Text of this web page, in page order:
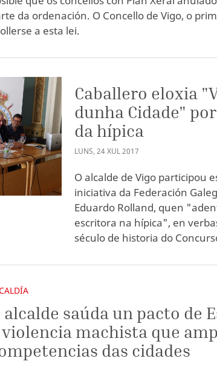
da ordenación. O Concello de Vigo, o
a esta lei.
Caballero eloxia
dunha Cidade"
da hípica
LUNS,24XUL2017
O alcalde de Vigo participou
iniciativa da Federación
Eduardo Rolland, quen
escritora na hípica", en
século de historia do
alcalde saúda un pacto de
violencia machista que
das cidades